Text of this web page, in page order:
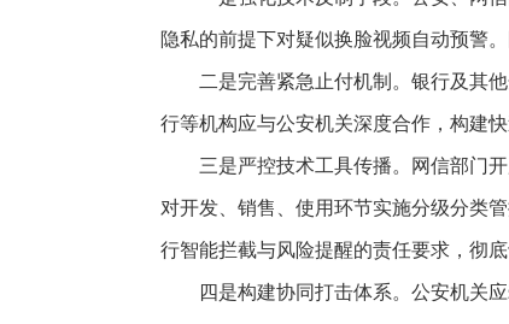
隐私的前提下对疑似换脸视频自动预警
二是完善紧急止付机制。银行及其
行等机构应与公安机关深度合作，构建
三是严控技术工具传播。网信部门
对开发、销售、使用环节实施分级分类
行智能拦截与风险提醒的责任要求，彻底
四是构建协同打击体系。公安机关